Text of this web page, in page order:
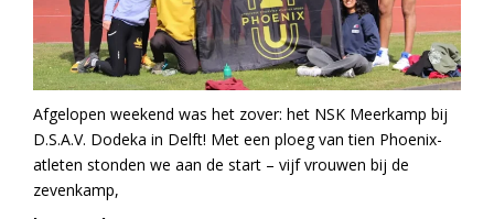
Afgelopen weekend was het zover: het NSK Meerkamp bij
D.S.A.V. Dodeka in Delft! Met een ploeg van tien Phoenix-
atleten stonden we aan de start – vijf vrouwen bij de
zevenkamp,